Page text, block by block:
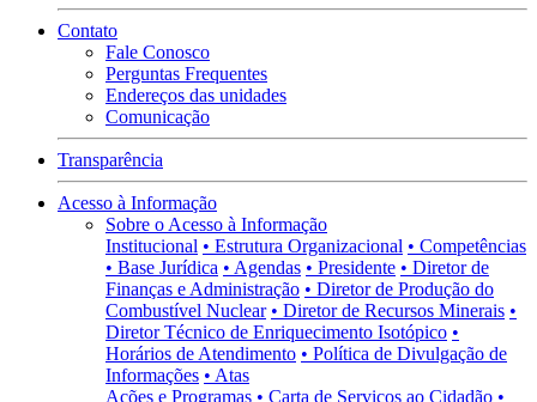
Contato
Fale Conosco
Perguntas Frequentes
Endereços das unidades
Comunicação
Transparência
Acesso à Informação
Sobre o Acesso à Informação
Institucional • Estrutura Organizacional • Competências
• Base Jurídica • Agendas • Presidente • Diretor de
Finanças e Administração • Diretor de Produção do
Combustível Nuclear • Diretor de Recursos Minerais •
Diretor Técnico de Enriquecimento Isotópico •
Horários de Atendimento • Política de Divulgação de
Informações • Atas
Ações e Programas • Carta de Serviços ao Cidadão •